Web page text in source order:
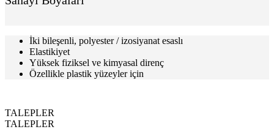
İki bileşenli, polyester / izosiyanat esaslı
Elastikiyet
Yüksek fiziksel ve kimyasal direnç
Özellikle plastik yüzeyler için
TALEPLER
TALEPLER